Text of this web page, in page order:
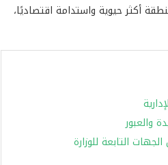
أكثر حيوية واستدامة اقتصاديًا،
والعبور